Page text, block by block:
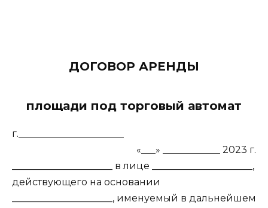
ДОГОВОР АРЕНДЫ
площади под торговый автомат
г.______________________
«___» ____________ 2023 г.
_____________________ в лице _____________________,
действующего на основании
_____________________, именуемый в дальнейшем